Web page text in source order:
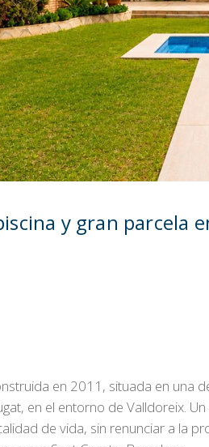
y gran parcela
en 2011, situada en una
en el entorno de Valldoreix.
de vida, sin renunciar a la